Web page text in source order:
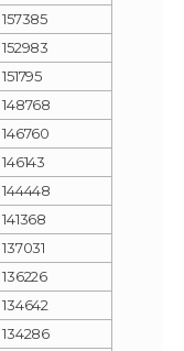
157385
152983
151795
148768
146760
146143
144448
141368
137031
136226
134642
134286